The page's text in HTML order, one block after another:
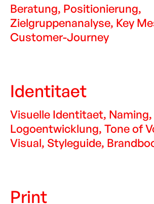
Beratung, Positionierung,
Zielgruppenanalyse, Key
Customer-Journey
Identitaet
Visuelle Identitaet, Naming,
Logoentwicklung, Tone of
Visual, Styleguide,
Print